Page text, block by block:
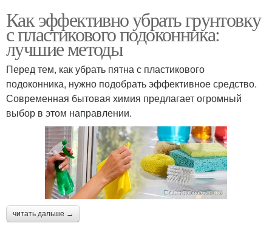
Как эффективно убрать грунтовку
с пластикового подоконника:
лучшие методы
Перед тем, как убрать пятна с пластикового
подоконника, нужно подобрать эффективное средство.
Современная бытовая химия предлагает огромный
выбор в этом направлении.
читать дальше →